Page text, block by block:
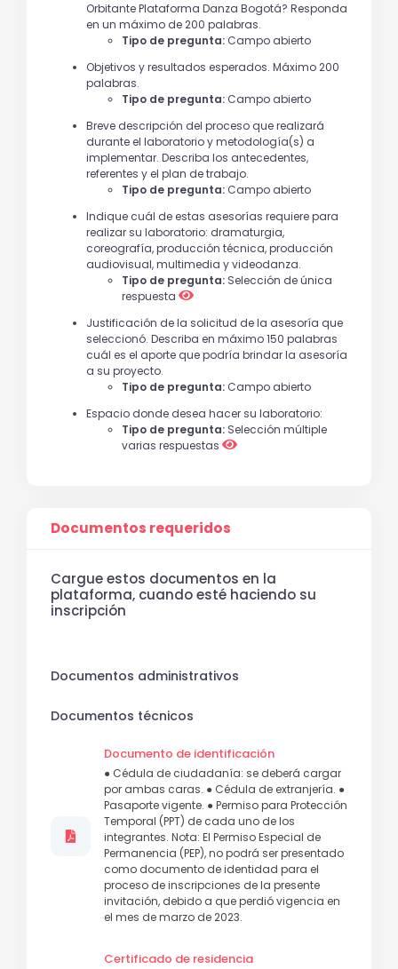
Orbitante Plataforma Danza Bogotá? Responda
en un máximo de 200 palabras.
Tipo de pregunta: Campo abierto
Objetivos y resultados esperados. Máximo 200
palabras.
Tipo de pregunta: Campo abierto
Breve descripción del proceso que realizará
durante el laboratorio y metodología(s) a
implementar. Describa los antecedentes,
referentes y el plan de trabajo.
Tipo de pregunta: Campo abierto
Indique cuál de estas asesorías requiere para
realizar su laboratorio: dramaturgia,
coreografía, producción técnica, producción
audiovisual, multimedia y videodanza.
Tipo de pregunta: Selección de única
respuesta
Justificación de la solicitud de la asesoría que
seleccionó. Describa en máximo 150 palabras
cuál es el aporte que podría brindar la asesoría
a su proyecto.
Tipo de pregunta: Campo abierto
Espacio donde desea hacer su laboratorio:
Tipo de pregunta: Selección múltiple
varias respuestas
Documentos requeridos
Cargue estos documentos en la
plataforma, cuando esté haciendo su
inscripción
Documentos administrativos
Documentos técnicos
Documento de identificación
● Cédula de ciudadanía: se deberá cargar
por ambas caras. ● Cédula de extranjería. ●
Pasaporte vigente. ● Permiso para Protección
Temporal (PPT) de cada uno de los
integrantes. Nota: El Permiso Especial de
Permanencia (PEP), no podrá ser presentado
como documento de identidad para el
proceso de inscripciones de la presente
invitación, debido a que perdió vigencia en
el mes de marzo de 2023.
Certificado de residencia